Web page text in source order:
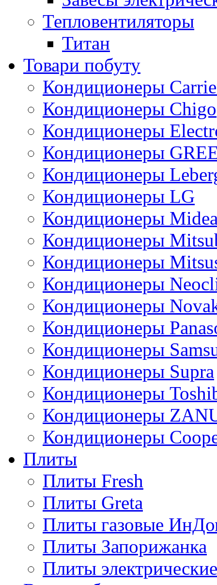
Тепловентиляторы
Титан
Товари побуту
Кондиционеры
Кондиционеры Chigo
Кондиционеры
Кондиционеры
Кондиционеры
Кондиционеры LG
Кондиционеры
Кондиционеры
Кондиционеры
Кондиционеры
Кондиционеры
Кондиционеры
Кондиционеры
Кондиционеры Supra
Кондиционеры
Кондиционеры
Кондиционеры
Плиты
Плиты Fresh
Плиты Greta
Плиты газовые
Плиты Запорижанка
Плиты